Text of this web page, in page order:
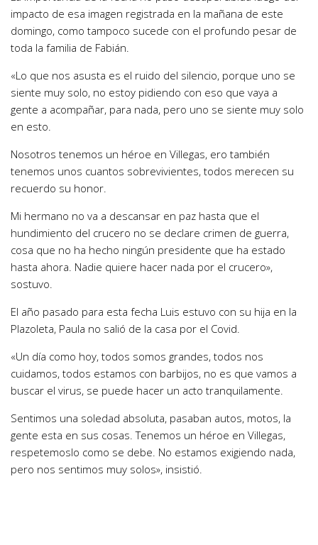
impacto de esa imagen registrada en la mañana de este
domingo, como tampoco sucede con el profundo pesar de
toda la familia de Fabián.
«Lo que nos asusta es el ruido del silencio, porque uno se
siente muy solo, no estoy pidiendo con eso que vaya a
gente a acompañar, para nada, pero uno se siente muy solo
en esto.
Nosotros tenemos un héroe en Villegas, ero también
tenemos unos cuantos sobrevivientes, todos merecen su
recuerdo su honor.
Mi hermano no va a descansar en paz hasta que el
hundimiento del crucero no se declare crimen de guerra,
cosa que no ha hecho ningún presidente que ha estado
hasta ahora. Nadie quiere hacer nada por el crucero»,
sostuvo.
El año pasado para esta fecha Luis estuvo con su hija en la
Plazoleta, Paula no salió de la casa por el Covid.
«Un día como hoy, todos somos grandes, todos nos
cuidamos, todos estamos con barbijos, no es que vamos a
buscar el virus, se puede hacer un acto tranquilamente.
Sentimos una soledad absoluta, pasaban autos, motos, la
gente esta en sus cosas. Tenemos un héroe en Villegas,
respetemoslo como se debe. No estamos exigiendo nada,
pero nos sentimos muy solos», insistió.